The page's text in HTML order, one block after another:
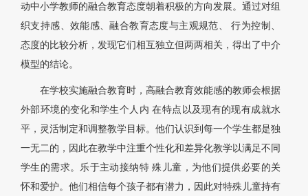
动中小学教师的融合教育态度朝着积极的方向发展。通过对组
织支持感、效能感、融合教育态度与主观规范、 行为控制、
态度的比较分析，发现它们相互独立但两两相关，得出了中介
模型的结论。
在学校实施融合教育时，高融合教育效能感的教师会根据
外部环境的变化和学生个人内 在特点以及现有的现有成就水
平，灵活制定和调整教学目标。他们认识到每一个学生都是独
一无二的，因此在教学中注重个性化和差异化教学以满足不同
学生的需求。乐于主动接纳特 殊儿童，为他们提供必要的关
怀和爱护。他们相信每个孩子都有潜力，因此对特殊儿童持有